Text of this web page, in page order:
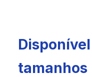
tamanhos